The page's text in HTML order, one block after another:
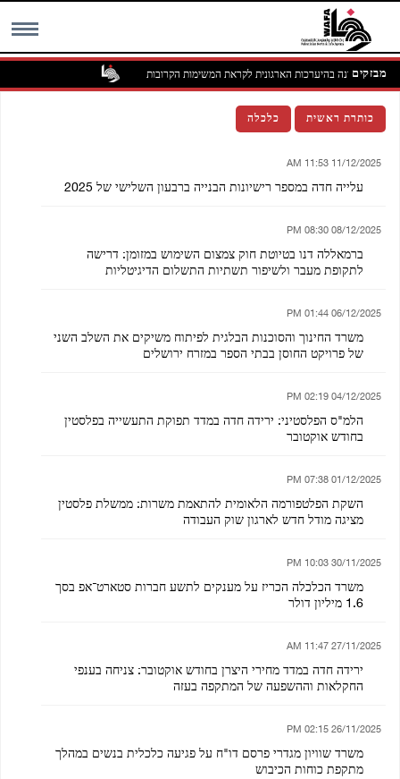
מבזקיםדנה בהיערכות הארגונית לקראת המשימות הקרובות
כותרת ראשית כלכלה
11/12/2025 11:53 AM
עלייה חדה במספר רישיונות הבנייה ברבעון השלישי של 2025
08/12/2025 08:30 PM
ברמאללה דנו בטיוטת חוק צמצום השימוש במזומן: דרישה
לתקופת מעבר ולשיפור תשתיות התשלום הדיגיטליות
06/12/2025 01:44 PM
משרד החינוך והסוכנות הבלגית לפיתוח משיקים את השלב השני
של פרויקט החוסן בבתי הספר במזרח ירושלים
04/12/2025 02:19 PM
הלמ"ס הפלסטיני: ירידה חדה במדד תפוקת התעשייה בפלסטין
בחודש אוקטובר
01/12/2025 07:38 PM
השקת הפלטפורמה הלאומית להתאמת משרות: ממשלת פלסטין
מציגה מודל חדש לארגון שוק העבודה
30/11/2025 10:03 PM
משרד הכלכלה הכריז על מענקים לתשע חברות סטארט־אפ בסך
1.6 מיליון דולר
27/11/2025 11:47 AM
ירידה חדה במדד מחירי היצרן בחודש אוקטובר: צניחה בענפי
החקלאות וההשפעה של המתקפה בעזה
26/11/2025 02:15 PM
משרד שוויון מגדרי פרסם דו"ח על פגיעה כלכלית בנשים במהלך
מתקפת כוחות הכיבוש